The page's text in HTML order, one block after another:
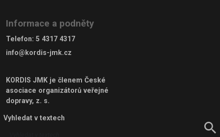
Informace a podněty
Telefon: 5 4317 4317
info@kordis-jmk.cz
KORDIS JMK je členem České
asociace organizátorů veřejné
dopravy, z. s.
Vyhledat v textech